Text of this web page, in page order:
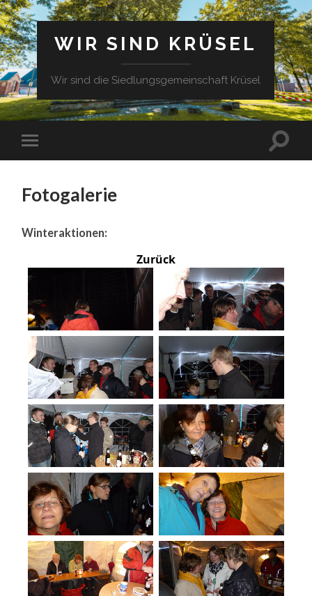
WIR SIND KRÜSEL
Wir sind die Siedlungsgemeinschaft Krüsel
Fotogalerie
Winteraktionen:
Zurück